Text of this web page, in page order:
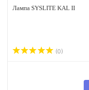
Лампа SYSLITE KAL II
(0)